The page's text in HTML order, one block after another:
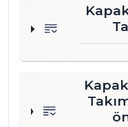
kategorisinde
tedarik
kapaklı fırçalı faraş
Sık Sorulanlar